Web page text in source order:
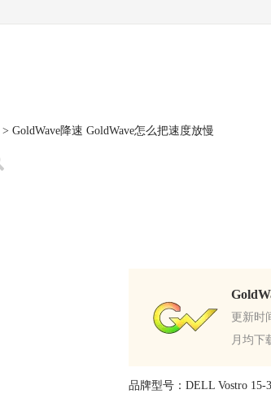
> GoldWave降速 GoldWave怎么把速度放慢
更新时
月均下
品牌型号：DELL Vostro 15-